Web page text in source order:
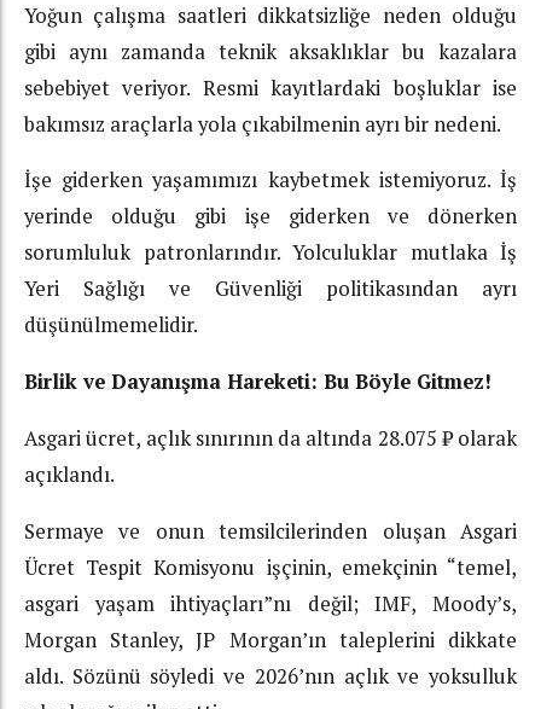
Yoğun çalışma saatleri dikkatsizliğe neden olduğu
gibi aynı zamanda teknik aksaklıklar bu kazalara
sebebiyet veriyor. Resmi kayıtlardaki boşluklar ise
bakımsız araçlarla yola çıkabilmenin ayrı bir nedeni.
İşe giderken yaşamımızı kaybetmek istemiyoruz. İş
yerinde olduğu gibi işe giderken ve dönerken
sorumluluk patronlarındır. Yolculuklar mutlaka İş
Yeri Sağlığı ve Güvenliği politikasından ayrı
düşünülmemelidir.
Birlik ve Dayanışma Hareketi: Bu Böyle Gitmez!
Asgari ücret, açlık sınırının da altında 28.075 ₺ olarak
açıklandı.
Sermaye ve onun temsilcilerinden oluşan Asgari
Ücret Tespit Komisyonu işçinin, emekçinin “temel,
asgari yaşam ihtiyaçları”nı değil; IMF, Moody’s,
Morgan Stanley, JP Morgan’ın taleplerini dikkate
aldı. Sözünü söyledi ve 2026’nın açlık ve yoksulluk